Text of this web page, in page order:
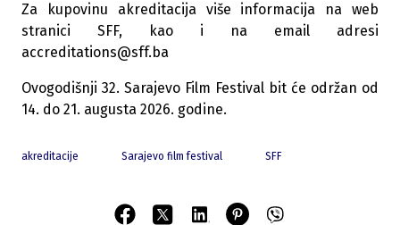
Za kupovinu akreditacija više informacija na web
stranici SFF, kao i na email adresi
accreditations@sff.ba
Ovogodišnji 32. Sarajevo Film Festival bit će održan od
14. do 21. augusta 2026. godine.
akreditacije Sarajevo film festival SFF